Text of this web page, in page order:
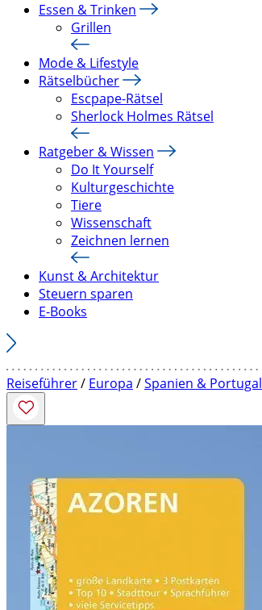
Essen & Trinken
Grillen
Mode & Lifestyle
Rätselbücher
Escpape-Rätsel
Sherlock Holmes Rätsel
Ratgeber & Wissen
Do It Yourself
Kulturgeschichte
Tiere
Wissenschaft
Zeichnen lernen
Kunst & Architektur
Steuern sparen
E-Books
Reiseführer/ Europa /Spanien & Portugal